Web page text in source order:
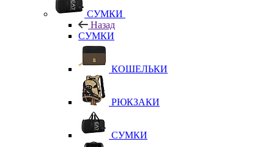
СУМКИ
Назад
СУМКИ
КОШЕЛЬКИ
РЮКЗАКИ
СУМКИ